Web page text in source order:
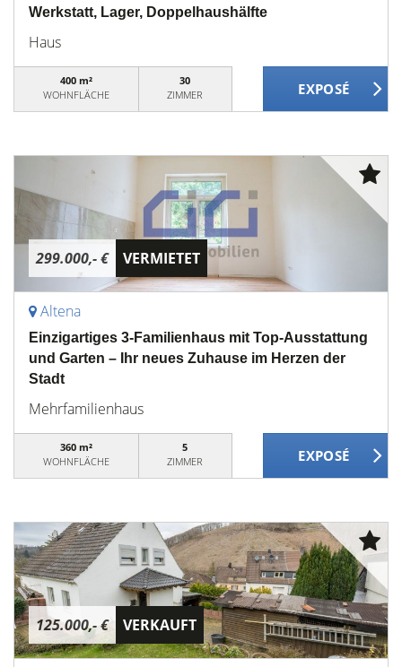
Werkstatt, Lager, Doppelhaushälfte
Haus
400 m²
WOHNFLÄCHE
30
ZIMMER
299.000,- € VERMIETET
Altena
Einzigartiges 3-Familienhaus mit Top-Ausstattung
und Garten – Ihr neues Zuhause im Herzen der
Stadt
Mehrfamilienhaus
360 m²
WOHNFLÄCHE
5
ZIMMER
125.000,- € VERKAUFT